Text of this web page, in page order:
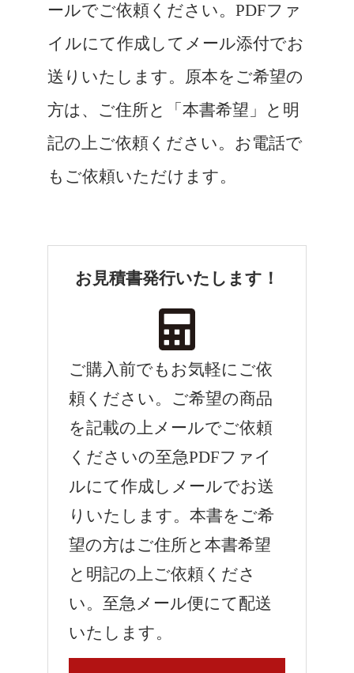
ールでご依頼ください。PDFファ
イルにて作成してメール添付でお
送りいたします。原本をご希望の
方は、ご住所と「本書希望」と明
記の上ご依頼ください。お電話で
もご依頼いただけます。
お見積書発行いたします！
ご購入前でもお気軽にご依
頼ください。ご希望の商品
を記載の上メールでご依頼
くださいの至急PDFファイ
ルにて作成しメールでお送
りいたします。本書をご希
望の方はご住所と本書希望
と明記の上ご依頼くださ
い。至急メール便にて配送
いたします。